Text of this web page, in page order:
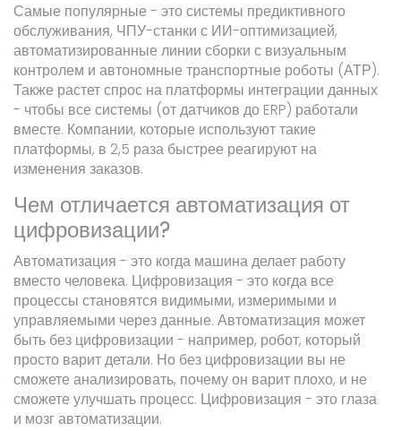
Самые популярные - это системы предиктивного
обслуживания, ЧПУ-станки с ИИ-оптимизацией,
автоматизированные линии сборки с визуальным
контролем и автономные транспортные роботы (АТР).
Также растет спрос на платформы интеграции данных
- чтобы все системы (от датчиков до ERP) работали
вместе. Компании, которые используют такие
платформы, в 2,5 раза быстрее реагируют на
изменения заказов.
Чем отличается автоматизация от
цифровизации?
Автоматизация - это когда машина делает работу
вместо человека. Цифровизация - это когда все
процессы становятся видимыми, измеримыми и
управляемыми через данные. Автоматизация может
быть без цифровизации - например, робот, который
просто варит детали. Но без цифровизации вы не
сможете анализировать, почему он варит плохо, и не
сможете улучшать процесс. Цифровизация - это глаза
и мозг автоматизации.